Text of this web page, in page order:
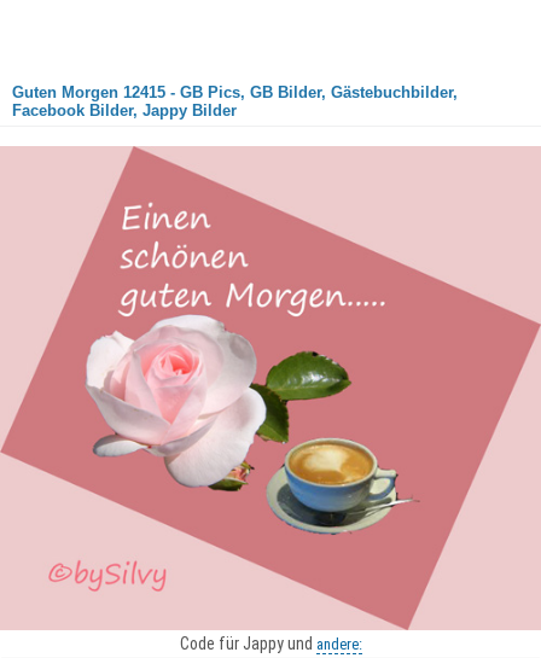
Guten Morgen 12415 - GB Pics, GB Bilder, Gästebuchbilder,
Facebook Bilder, Jappy Bilder
Code für Jappy und andere: